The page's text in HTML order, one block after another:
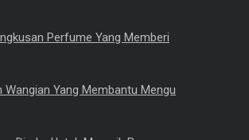
Perfume Yang Memberi
Wangian Yang Membantu Mengu